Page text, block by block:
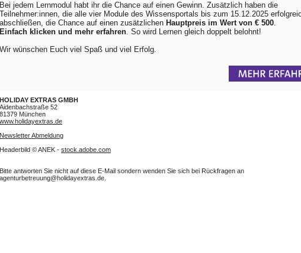
Bei jedem Lernmodul habt ihr die Chance auf einen Gewinn. Zusätzlich haben die
Teilnehmer:innen, die alle vier Module des Wissensportals bis zum 15.12.2025
abschließen, die Chance auf einen zusätzlichen Hauptpreis im Wert von € 500.
Einfach klicken und mehr erfahren. So wird Lernen gleich doppelt belohnt!
Wir wünschen Euch viel Spaß und viel Erfolg.
HOLIDAY EXTRAS GMBH
Aidenbachstraße 52
81379 München
www.holidayextras.de
Newsletter Abmeldung
Headerbild © ANEK - stock.adobe.com
Bitte antworten Sie nicht auf diese E-Mail sondern wenden Sie sich bei Rückfragen an
agenturbetreuung@holidayextras.de.